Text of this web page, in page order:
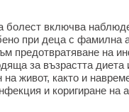
болест включва
при деца с фамилна
предотвратяване на
за възрастта диета
живот, както и
и коригиране на